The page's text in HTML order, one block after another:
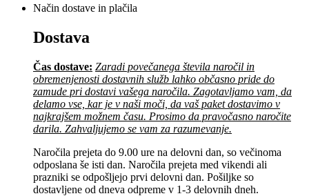
Način dostave in plačila
Dostava
Čas dostave: Zaradi povečanega števila naročil in
obremenjenosti dostavnih služb lahko občasno pride do
zamude pri dostavi vašega naročila. Zagotavljamo vam, da
delamo vse, kar je v naši moči, da vaš paket dostavimo v
najkrajšem možnem času. Prosimo da pravočasno naročite
darila. Zahvaljujemo se vam za razumevanje.
Naročila prejeta do 9.00 ure na delovni dan, so večinoma
odposlana še isti dan. Naročila prejeta med vikendi ali
prazniki se odpošljejo prvi delovni dan. Pošiljke so
dostavljene od dneva odpreme v 1-3 delovnih dneh.